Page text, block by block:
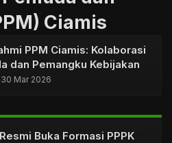
Ciamis
PPM Ciamis: Kolaborasi
dan Pemangku Kebijakan
Mar 2026
Buka Formasi PPPK